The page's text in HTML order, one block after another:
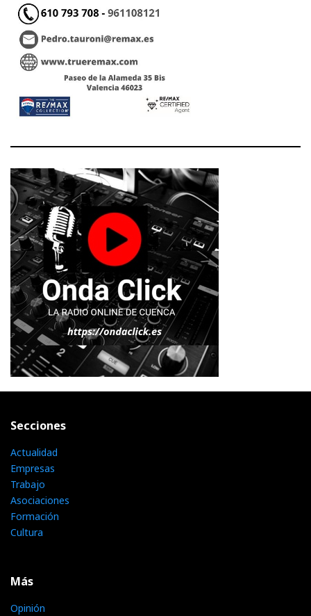
Secciones
Actualidad
Empresas
Trabajo
Asociaciones
Formación
Cultura
Más
Opinión